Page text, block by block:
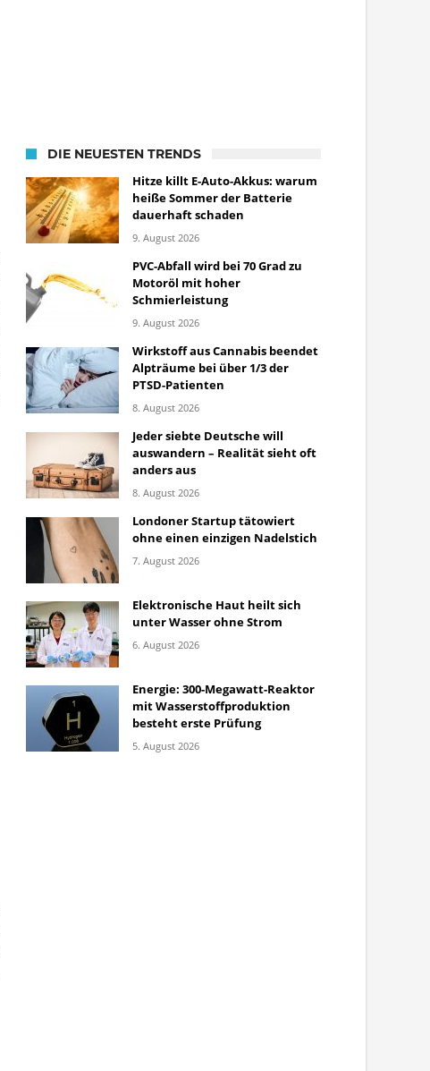
DIE NEUESTEN TRENDS
Hitze killt E-Auto-Akkus: warum
heiße Sommer der Batterie
dauerhaft schaden
9. August 2026
PVC-Abfall wird bei 70 Grad zu
Motoröl mit hoher
Schmierleistung
9. August 2026
Wirkstoff aus Cannabis beendet
Alpträume bei über 1/3 der
PTSD-Patienten
8. August 2026
Jeder siebte Deutsche will
auswandern – Realität sieht oft
anders aus
8. August 2026
Londoner Startup tätowiert
ohne einen einzigen Nadelstich
7. August 2026
Elektronische Haut heilt sich
unter Wasser ohne Strom
6. August 2026
Energie: 300-Megawatt-Reaktor
mit Wasserstoffproduktion
besteht erste Prüfung
5. August 2026